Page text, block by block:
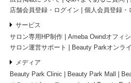
店舗会員登録・ログイン
個人会員登録・
サービス
サロン専用HP制作
Ameba Owndオフィ
サロン運営サポート
Beauty Parkオンラ
メディア
Beauty Park Clinic
Beauty Park Mall